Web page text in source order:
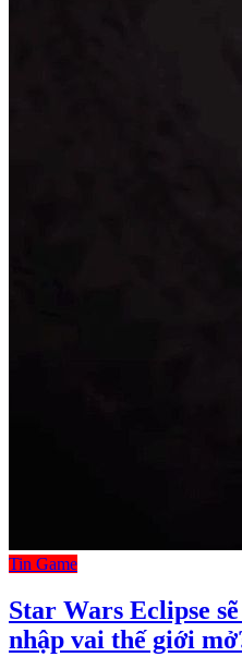
Tin Game
Star Wars Eclipse
nhập vai thế giới